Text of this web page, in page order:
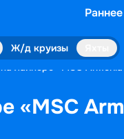
Ж/д круизы
лайнере «MSC
«MSC